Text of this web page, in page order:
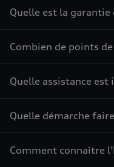
Quelle est la garantie
Combien de points
Quelle assistance est
Quelle démarche
Comment connaître